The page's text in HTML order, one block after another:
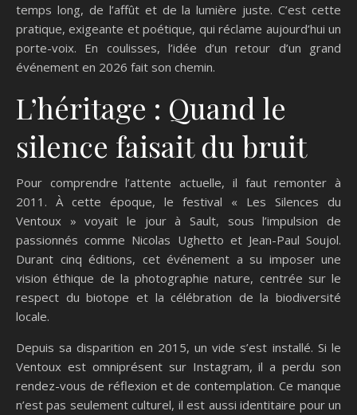
temps long, de l’affût et de la lumière juste. C’est cette
pratique, exigeante et poétique, qui réclame aujourd’hui un
porte-voix. En coulisses, l’idée d’un retour d’un grand
événement en 2026 fait son chemin.
L’héritage : Quand le
silence faisait du bruit
Pour comprendre l’attente actuelle, il faut remonter à
2011. À cette époque, le festival « Les Silences du
Ventoux » voyait le jour à Sault, sous l’impulsion de
passionnés comme Nicolas Ughetto et Jean-Paul Soujol.
Durant cinq éditions, cet événement a su imposer une
vision éthique de la photographie nature, centrée sur le
respect du biotope et la célébration de la biodiversité
locale.
Depuis sa disparition en 2015, un vide s’est installé. Si le
Ventoux est omniprésent sur Instagram, il a perdu son
rendez-vous de réflexion et de contemplation. Ce manque
n’est pas seulement culturel, il est aussi identitaire pour un